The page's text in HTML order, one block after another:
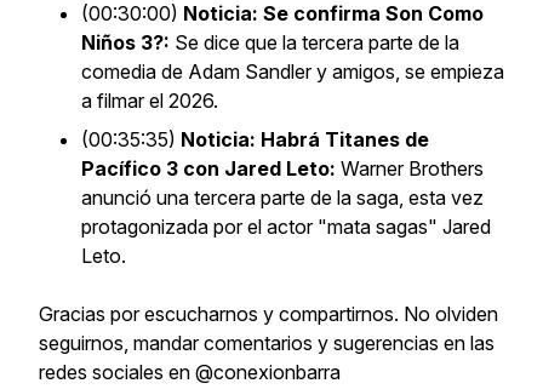
(00:30:00) Noticia: Se confirma Son Como
Niños 3?: Se dice que la tercera parte de la
comedia de Adam Sandler y amigos, se empieza
a filmar el 2026.
(00:35:35) Noticia: Habrá Titanes de
Pacífico 3 con Jared Leto: Warner Brothers
anunció una tercera parte de la saga, esta vez
protagonizada por el actor "mata sagas" Jared
Leto.
Gracias por escucharnos y compartirnos. No olviden
seguirnos, mandar comentarios y sugerencias en las
redes sociales en @conexionbarra